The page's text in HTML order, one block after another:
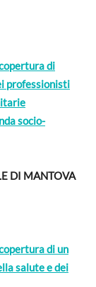
di
professionisti
socio-
DI MANTOVA
di un
salute e dei